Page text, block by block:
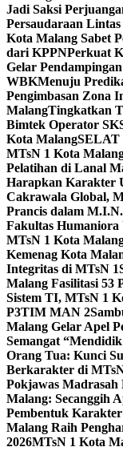
Jadi Saksi
Persaudaraan Lintas
Kota Malang Sabet
dari KPPNPerkuat
Gelar
WBKMenuju
Pengimbasan Zona
MalangTingkatkan
Bimtek Operator
Kota MalangSELAT
MTsN 1 Kota
Pelatihan di Lanal
Harapkan Karakter
Cakrawala Global,
Prancis dalam
Fakultas
MTsN 1 Kota
Kemenag Kota
Integritas di MTsN 1
Malang Fasilitasi 53
Sistem TI, MTsN 1
P3TIM MAN 2
Malang Gelar Apel
Semangat
Orang Tua: Kunci
Berkarakter di
Pokjawas Madrasah
Malang: Secanggih
Pembentuk
Malang Raih
2026MTsN 1 Kota